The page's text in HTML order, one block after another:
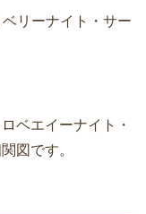
リーナイト・サー
ベエイーナイト・
図です。